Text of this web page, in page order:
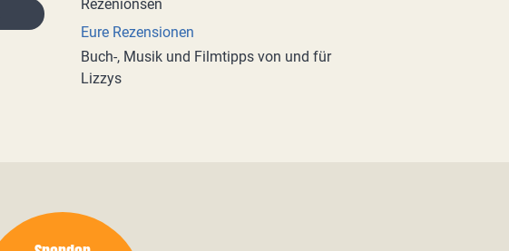
Eure Rezensionen
Buch-, Musik und Filmtipps von und für
Lizzys